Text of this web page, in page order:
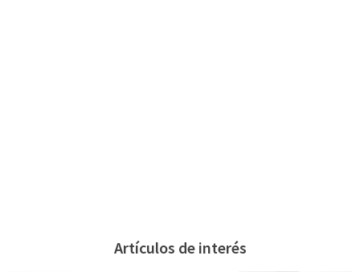
Artículos de interés